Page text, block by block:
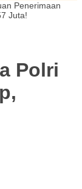
Penerimaan
Juta!
Polri